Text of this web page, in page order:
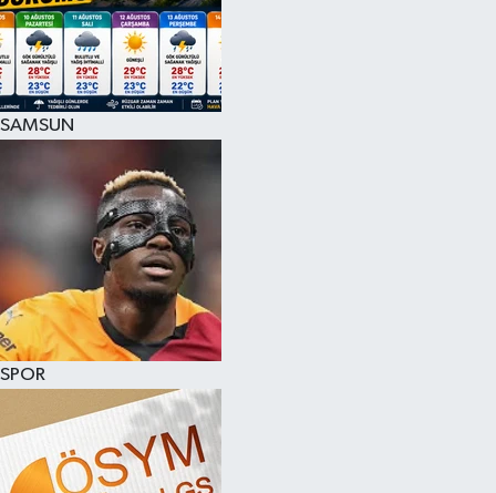
SAMSUN
SPOR